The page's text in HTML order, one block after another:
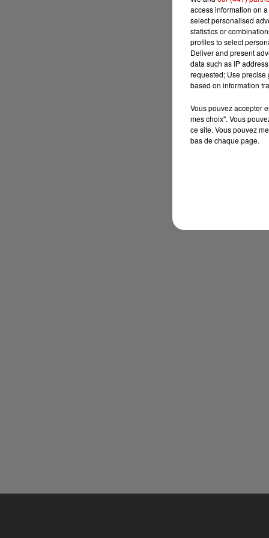
access information on
select personalised
statistics or
profiles to select
Deliver and present
data such as IP
requested; Use precise
based on information
Vous pouvez accepter
mes choix". Vous
ce site. Vous pouvez
bas de chaque page.